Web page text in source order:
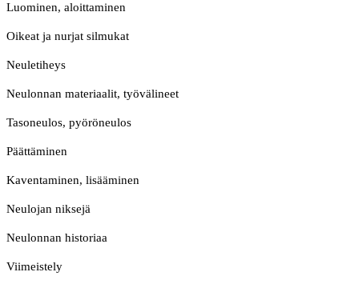
Luominen, aloittaminen
Oikeat ja nurjat silmukat
Neuletiheys
Neulonnan materiaalit, työvälineet
Tasoneulos, pyöröneulos
Päättäminen
Kaventaminen, lisääminen
Neulojan niksejä
Neulonnan historiaa
Viimeistely